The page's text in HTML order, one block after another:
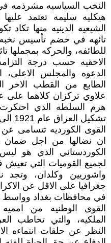
النخب السياسيه مشرذمه
هيكليه سليمه تعتمد
الشيعيه الدينيه منها تكاد
تائهه في خضم تأسيس نخبه
للطائفه، والحركه بمجملها
الاحقيه حسب درجة
الدعوه والمجلس الاعلى،
الطابع من القطب الاخر
علاوي تركزان كلاهما على
هرم السلطه الذي احتكرت
تشكيل العراق عام 1921 الى عام التغيير في 2003.
القوى الكورديه تتسامى عن
ان نضالها من اجل
الكوردستاني الذي هو
لجميع القوميات التي
واشوريين وكلدان، وتجد
جغرافيا على الاقل عن
في محافظات بغداد وواسط
القوى الوطنيه من
الملكيه، والتي تخاطب
النظر عن حلقات انتماءه